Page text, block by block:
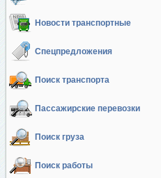
Новости транспортные
Спецпредложения
Поиск транспорта
Пассажирские перевозки
Поиск груза
Поиск работы